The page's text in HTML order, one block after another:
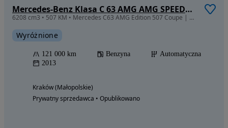
Mercedes-Benz Klasa C 63 AMG AMG SPEEDSHIFT MCT Edition 507
6208 cm3 • 507 KM • Mercedes C63 AMG Edition 507 Coupe | Mars Red | Carfax | EU Spec
Wyróżnione
121 000 km Benzyna
Automatyczna
2013
Kraków (Małopolskie)
Prywatny sprzedawca • Opublikowano